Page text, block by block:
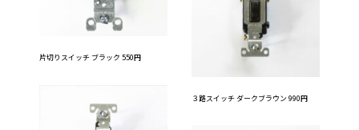
片切りスイッチ ブラック 550円
３路スイッチ ダークブラウン 990円